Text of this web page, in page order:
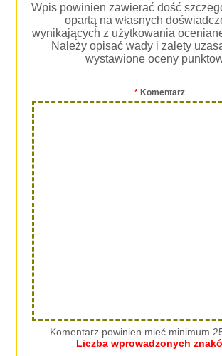
Wpis powinien zawierać dość
opartą na własnych
wynikających z użytkowania
Należy opisać wady i zalety
wystawione oceny
*Komentarz
Komentarz powinien mieć minimum
Liczba wprowadzonych